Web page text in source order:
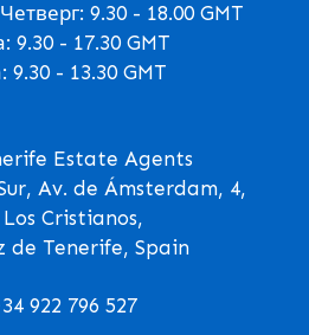
9.30 - 18.00 GMT
9.30 - 17.30 GMT
9.30 - 13.30 GMT
Estate Agents
Av. de Ámsterdam, 4,
Los Cristianos,
de Tenerife, Spain
922 796 527